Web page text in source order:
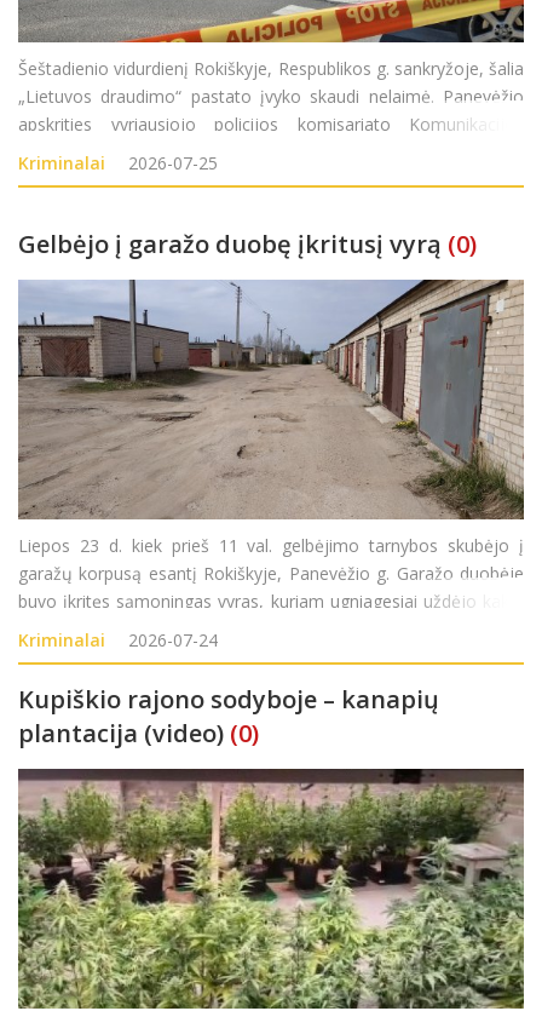
Šeštadienio vidurdienį Rokiškyje, Respublikos g. sankryžoje, šalia
„Lietuvos draudimo“ pastato įvyko skaudi nelaimė. Panevėžio
apskrities vyriausiojo policijos komisariato Komunikacijos
poskyrio vyriausioji specialistė Akvilė Aleksejeva „Rokiškio
Kriminalai 2026-07-25
Gelbėjo į garažo duobę įkritusį vyrą (0)
Liepos 23 d. kiek prieš 11 val. gelbėjimo tarnybos skubėjo į
garažų korpusą esantį Rokiškyje, Panevėžio g. Garažo duobėje
buvo įkritęs sąmoningas vyras, kuriam ugniagesiai uždėjo kaklo
įtvarą, iškėlė jį iš garažo duobės ir perdavė greitosios medicinos
pagalbos medikams.
Kriminalai 2026-07-24
Kupiškio rajono sodyboje – kanapių
plantacija (video) (0)